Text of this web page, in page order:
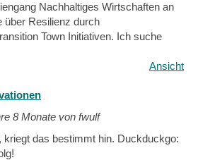
Nachhaltiges Wirtschaften an
über Resilienz durch
Town Initiativen. Ich suche
Ansicht
8 Monate von fwulf
kriegt das bestimmt hin. Duckduckgo: